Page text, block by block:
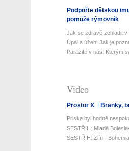
Podpořte dětskou
pomůže rýmovník
Jak se zdravě zchladit
Úpal a úžeh: Jak je
Parazité v nás: Kterým
Video
Prostor X Branky,
Priske byl hodně
SESTŘIH: Mladá
SESTŘIH: Zlín -